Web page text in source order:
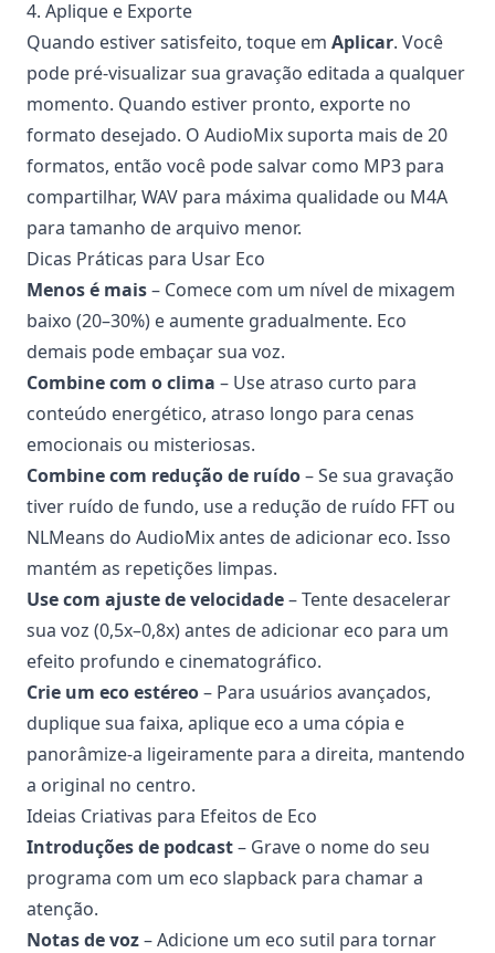
4. Aplique e Exporte
Quando estiver satisfeito, toque em Aplicar. Você
pode pré-visualizar sua gravação editada a qualquer
momento. Quando estiver pronto, exporte no
formato desejado. O AudioMix suporta mais de 20
formatos, então você pode salvar como MP3 para
compartilhar, WAV para máxima qualidade ou M4A
para tamanho de arquivo menor.
Dicas Práticas para Usar Eco
Menos é mais– Comece com um nível de mixagem
baixo (20–30%) e aumente gradualmente. Eco
demais pode embaçar sua voz.
Combine com o clima – Use atraso curto para
conteúdo energético, atraso longo para cenas
emocionais ou misteriosas.
Combine com redução de ruído– Se sua gravação
tiver ruído de fundo, use a redução de ruído FFT ou
NLMeans do AudioMix antes de adicionar eco. Isso
mantém as repetições limpas.
Use com ajuste de velocidade– Tente desacelerar
sua voz (0,5x–0,8x) antes de adicionar eco para um
efeito profundo e cinematográfico.
Crie um eco estéreo– Para usuários avançados,
duplique sua faixa, aplique eco a uma cópia e
panorâmize-a ligeiramente para a direita, mantendo
a original no centro.
Ideias Criativas para Efeitos de Eco
Introduções de podcast– Grave o nome do seu
programa com um eco slapback para chamar a
atenção.
Notas de voz– Adicione um eco sutil para tornar